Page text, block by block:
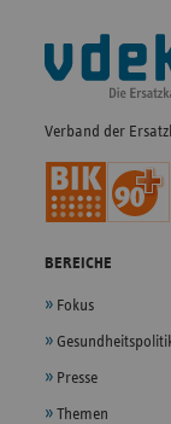
Fußleisten-
Navigation
Verband der
BEREICHE
Fokus
Presse
Themen